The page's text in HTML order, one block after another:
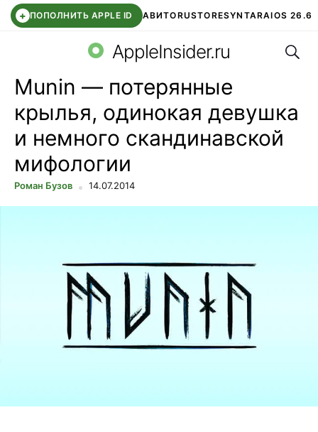
+ ПОПОЛНИТЬ APPLE ID АВИТОRUSTORESYNTARAIOS 26.6
СБЕР КИДС ЧАТ ROBLOXВТБ ОНЛАЙН
AppleInsider.ru
Munin — потерянные
крылья, одинокая девушка
и немного скандинавской
мифологии
Роман Бузов 14.07.2014